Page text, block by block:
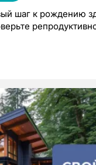
шаг к рождению